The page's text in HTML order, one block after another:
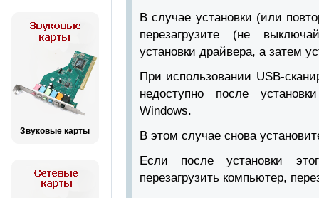
Звуковые карты
В случае установки (или
перезагрузите (не
установки драйвера, а затем
При использовании USB-
недоступно после
Windows.
В этом случае снова
Если после установки
перезагрузить компьютер,